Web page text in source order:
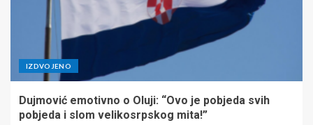
IZDVOJENO
Dujmović emotivno o Oluji: “Ovo je pobjeda svih
pobjeda i slom velikosrpskog mita!”